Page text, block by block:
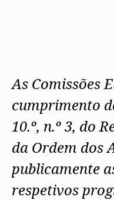
As Comissões
cumprimento
10.º, n.º 3, do
da Ordem dos
publicamente
respetivos